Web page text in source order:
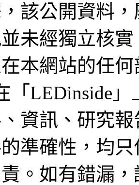
該公開資料
未經獨立核
本網站的任
「LEDinside
資訊、研究
準確性，均
。如有錯漏